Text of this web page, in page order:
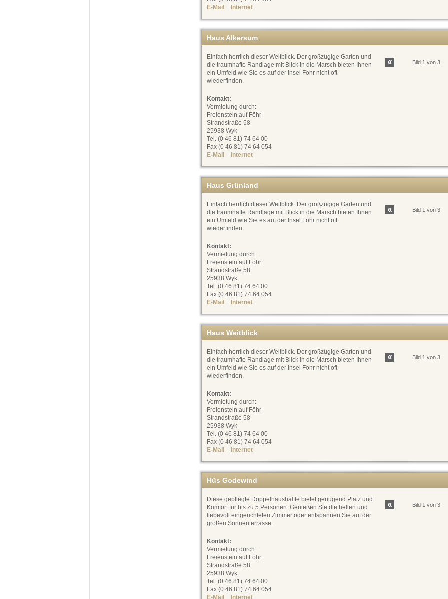
E-Mail
Internet
Haus Alkersum
Bild 1 von 3
Einfach herrlich dieser Weitblick. Der großzügige Garten und
die traumhafte Randlage mit Blick in die Marsch bieten Ihnen
ein Umfeld wie Sie es auf der Insel Föhr nicht oft
wiederfinden.
Kontakt:
Vermietung durch:
Freienstein auf Föhr
Strandstraße 58
25938 Wyk
Tel. (0 46 81) 74 64 00
Fax (0 46 81) 74 64 054
E-Mail
Internet
Haus Grünland
Bild 1 von 3
Einfach herrlich dieser Weitblick. Der großzügige Garten und
die traumhafte Randlage mit Blick in die Marsch bieten Ihnen
ein Umfeld wie Sie es auf der Insel Föhr nicht oft
wiederfinden.
Kontakt:
Vermietung durch:
Freienstein auf Föhr
Strandstraße 58
25938 Wyk
Tel. (0 46 81) 74 64 00
Fax (0 46 81) 74 64 054
E-Mail
Internet
Haus Weitblick
Bild 1 von 3
Einfach herrlich dieser Weitblick. Der großzügige Garten und
die traumhafte Randlage mit Blick in die Marsch bieten Ihnen
ein Umfeld wie Sie es auf der Insel Föhr nicht oft
wiederfinden.
Kontakt:
Vermietung durch:
Freienstein auf Föhr
Strandstraße 58
25938 Wyk
Tel. (0 46 81) 74 64 00
Fax (0 46 81) 74 64 054
E-Mail
Internet
Hüs Godewind
Bild 1 von 3
Diese gepflegte Doppelhaushälfte bietet genügend Platz und
Komfort für bis zu 5 Personen. Genießen Sie die hellen und
liebevoll eingerichteten Zimmer oder entspannen Sie auf der
großen Sonnenterrasse.
Kontakt:
Vermietung durch:
Freienstein auf Föhr
Strandstraße 58
25938 Wyk
Tel. (0 46 81) 74 64 00
Fax (0 46 81) 74 64 054
E-Mail
Internet